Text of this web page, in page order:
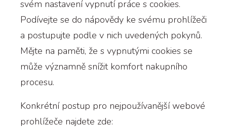
svém nastavení vypnutí práce s cookies.
Podívejte se do nápovědy ke svému prohlížeči
a postupujte podle v nich uvedených pokynů.
Mějte na paměti, že s vypnutými cookies se
může významně snížit komfort nakupního
procesu.
Konkrétní postup pro nejpoužívanější webové
prohlížeče najdete zde: